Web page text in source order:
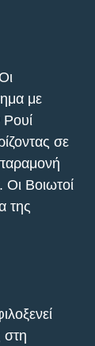
με
σε
Οι Βοιωτοί
της
στη